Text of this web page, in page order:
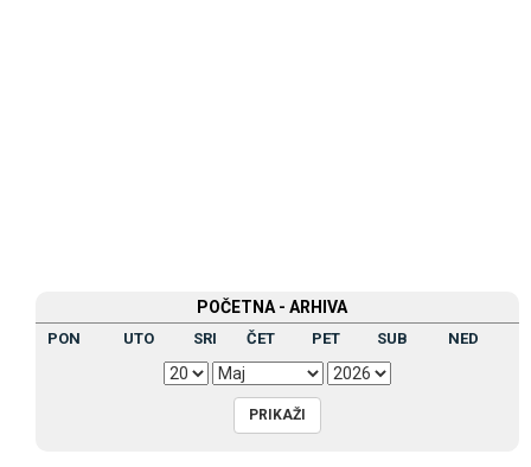
POČETNA - ARHIVA
PON UTO SRI ČET PET SUB NED